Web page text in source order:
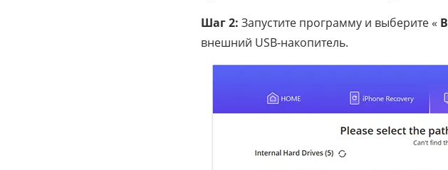
Шаг 2: Запустите программу и выберите «
внешний USB-накопитель.